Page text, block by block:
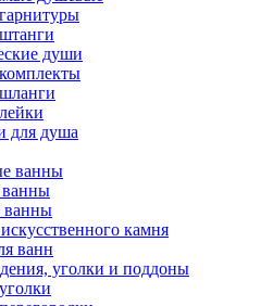
души
для душа
ванны
ванны
камня
ванн
уголки и поддоны